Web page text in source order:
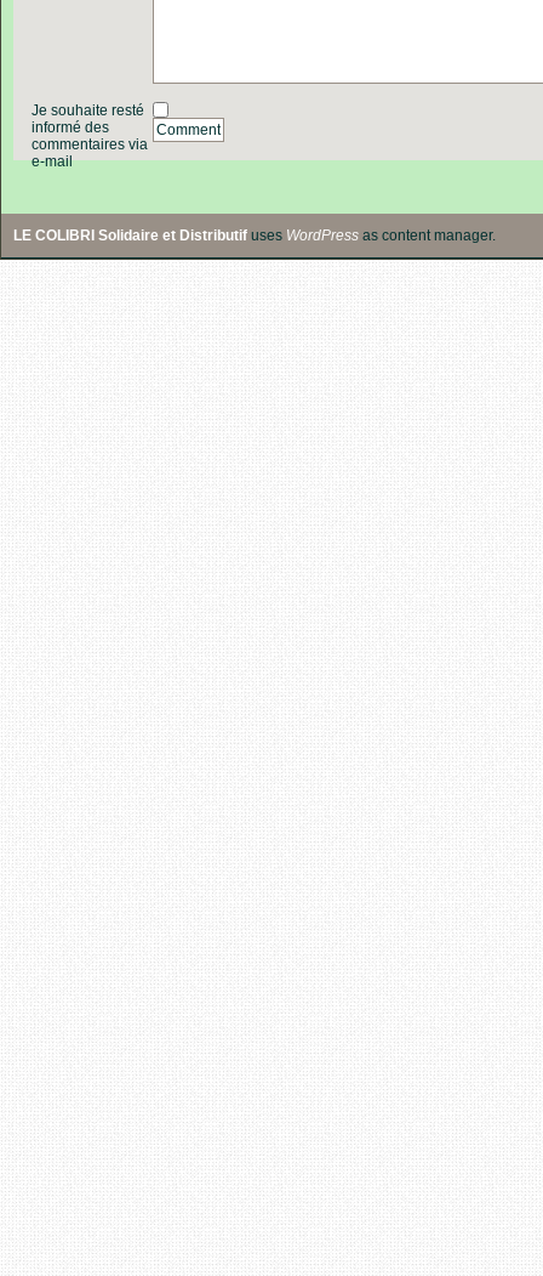
Je souhaite resté
informé des
commentaires via
e-mail
Comment
LE COLIBRI Solidaire et Distributif uses WordPress as content manager.